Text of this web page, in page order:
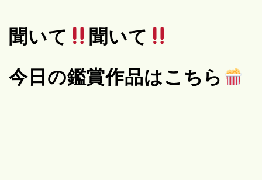
聞いて
聞いて
今日の鑑賞作品はこちら